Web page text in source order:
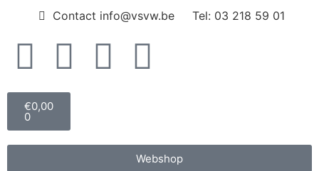
Contact info@vsvw.be Tel: 03 218 59 01
€0,00
0
Webshop